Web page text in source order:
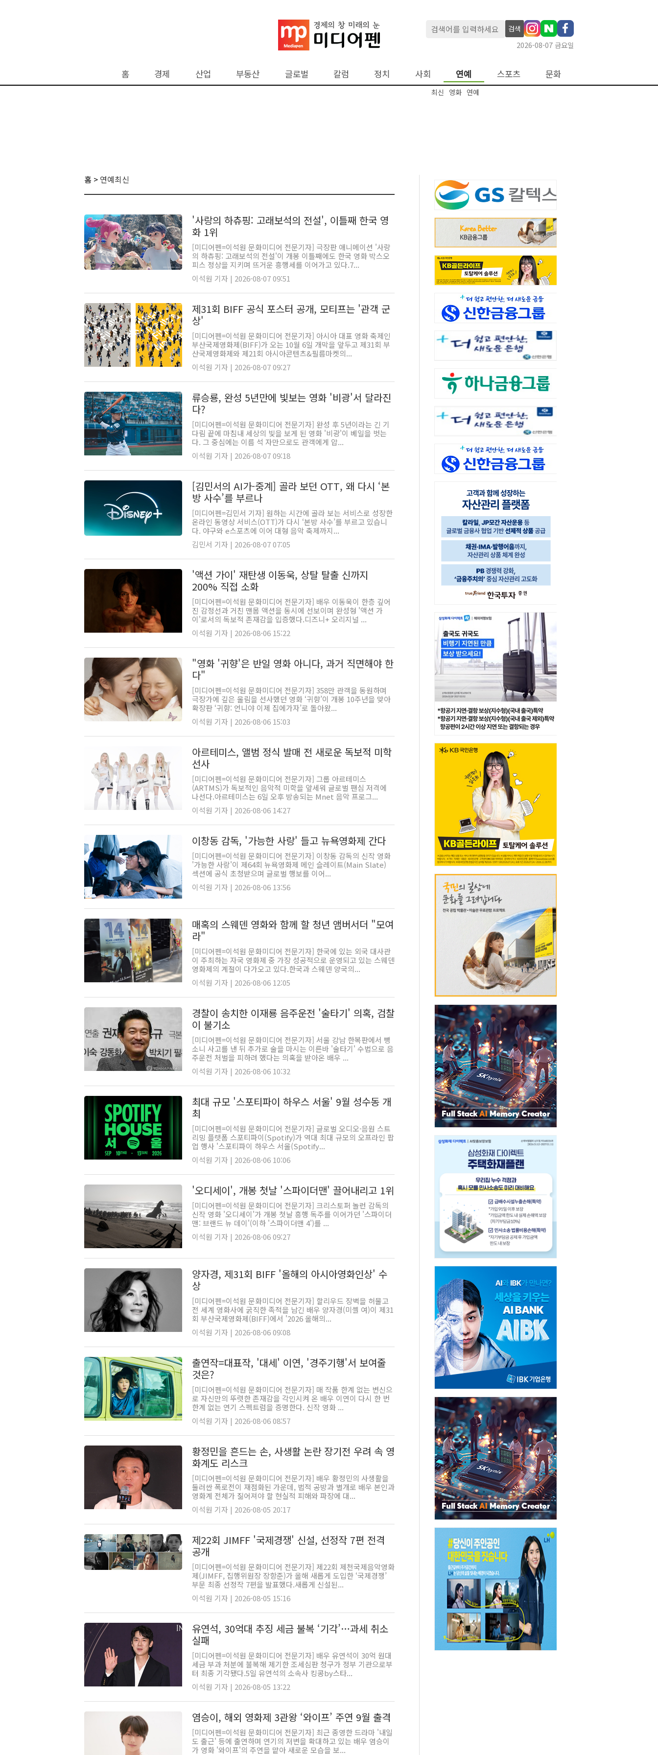
검색
2026-08-07 금요일
홈 경제 산업 부동산 글로벌 칼럼 정치 사회 연예
최신 영화 연예
스포츠 문화
홈 > 연예최신
'사랑의 하츄핑: 고래보석의 전설', 이틀째 한국 영
화 1위
[미디어펜=이석원 문화미디어 전문기자] 극장판 애니메이션 '사랑
의 하츄핑: 고래보석의 전설'이 개봉 이틀째에도 한국 영화 박스오
피스 정상을 지키며 뜨거운 흥행세를 이어가고 있다.7...
이석원 기자 | 2026-08-07 09:51
제31회 BIFF 공식 포스터 공개, 모티프는 '관객 군
상'
[미디어펜=이석원 문화미디어 전문기자] 아시아 대표 영화 축제인
부산국제영화제(BIFF)가 오는 10월 6일 개막을 앞두고 제31회 부
산국제영화제와 제21회 아시아콘텐츠&필름마켓의...
이석원 기자 | 2026-08-07 09:27
류승룡, 완성 5년만에 빛보는 영화 '비광'서 달라진
다?
[미디어펜=이석원 문화미디어 전문기자] 완성 후 5년이라는 긴 기
다림 끝에 마침내 세상의 빛을 보게 된 영화 '비광'이 베일을 벗는
다. 그 중심에는 이름 석 자만으로도 관객에게 압...
이석원 기자 | 2026-08-07 09:18
[김민서의 AI가-중계] 골라 보던 OTT, 왜 다시 ‘본
방 사수’를 부르나
[미디어펜=김민서 기자] 원하는 시간에 골라 보는 서비스로 성장한
온라인 동영상 서비스(OTT)가 다시 ‘본방 사수’를 부르고 있습니
다. 야구와 e스포츠에 이어 대형 음악 축제까지...
김민서 기자 | 2026-08-07 07:05
'액션 가이' 재탄생 이동욱, 상탈 탈출 신까지
200% 직접 소화
[미디어펜=이석원 문화미디어 전문기자] 배우 이동욱이 한층 깊어
진 감정선과 거친 맨몸 액션을 동시에 선보이며 완성형 '액션 가
이'로서의 독보적 존재감을 입증했다.디즈니+ 오리지널 ...
이석원 기자 | 2026-08-06 15:22
"영화 '귀향'은 반일 영화 아니다, 과거 직면해야 한
다"
[미디어펜=이석원 문화미디어 전문기자] 358만 관객을 동원하며
극장가에 깊은 울림을 선사했던 영화 ‘귀향’이 개봉 10주년을 맞아
확장판 ‘귀향: 언니야 이제 집에가자’로 돌아왔...
이석원 기자 | 2026-08-06 15:03
아르테미스, 앨범 정식 발매 전 새로운 독보적 미학
선사
[미디어펜=이석원 문화미디어 전문기자] 그룹 아르테미스
(ARTMS)가 독보적인 음악적 미학을 앞세워 글로벌 팬심 저격에
나선다.아르테미스는 6일 오후 방송되는 Mnet 음악 프로그...
이석원 기자 | 2026-08-06 14:27
이창동 감독, '가능한 사랑' 들고 뉴욕영화제 간다
[미디어펜=이석원 문화미디어 전문기자] 이창동 감독의 신작 영화
'가능한 사랑'이 제64회 뉴욕영화제 메인 슬레이트(Main Slate)
섹션에 공식 초청받으며 글로벌 행보를 이어...
이석원 기자 | 2026-08-06 13:56
매혹의 스웨덴 영화와 함께 할 청년 앰버서더 "모여
라"
[미디어펜=이석원 문화미디어 전문기자] 한국에 있는 외국 대사관
이 주최하는 자국 영화제 중 가장 성공적으로 운영되고 있는 스웨덴
영화제의 계절이 다가오고 있다.한국과 스웨덴 양국의...
이석원 기자 | 2026-08-06 12:05
경찰이 송치한 이재룡 음주운전 '술타기' 의혹, 검찰
이 불기소
[미디어펜=이석원 문화미디어 전문기자] 서울 강남 한복판에서 뺑
소니 사고를 낸 뒤 추가로 술을 마시는 이른바 '술타기' 수법으로 음
주운전 처벌을 피하려 했다는 의혹을 받아온 배우 ...
이석원 기자 | 2026-08-06 10:32
최대 규모 '스포티파이 하우스 서울' 9월 성수동 개
최
[미디어펜=이석원 문화미디어 전문기자] 글로벌 오디오·음원 스트
리밍 플랫폼 스포티파이(Spotify)가 역대 최대 규모의 오프라인 팝
업 행사 '스포티파이 하우스 서울(Spotify...
이석원 기자 | 2026-08-06 10:06
'오디세이', 개봉 첫날 '스파이더맨' 끌어내리고 1위
[미디어펜=이석원 문화미디어 전문기자] 크리스토퍼 놀런 감독의
신작 영화 '오디세이'가 개봉 첫날 흥행 독주를 이어가던 '스파이더
맨: 브랜드 뉴 데이'(이하 '스파이더맨 4')를 ...
이석원 기자 | 2026-08-06 09:27
양자경, 제31회 BIFF '올해의 아시아영화인상' 수
상
[미디어펜=이석원 문화미디어 전문기자] 할리우드 장벽을 허물고
전 세계 영화사에 굵직한 족적을 남긴 배우 양자경(미셸 여)이 제31
회 부산국제영화제(BIFF)에서 '2026 올해의...
이석원 기자 | 2026-08-06 09:08
출연작=대표작, '대세' 이연, '경주기행'서 보여줄
것은?
[미디어펜=이석원 문화미디어 전문기자] 매 작품 한계 없는 변신으
로 자신만의 뚜렷한 존재감을 각인시켜 온 배우 이연이 다시 한 번
한계 없는 연기 스펙트럼을 증명한다. 신작 영화 ...
이석원 기자 | 2026-08-06 08:57
황정민을 흔드는 손, 사생활 논란 장기전 우려 속 영
화계도 리스크
[미디어펜=이석원 문화미디어 전문기자] 배우 황정민의 사생활을
둘러싼 폭로전이 재점화된 가운데, 법적 공방과 별개로 배우 본인과
영화계 전체가 짊어져야 할 현실적 피해와 파장에 대...
이석원 기자 | 2026-08-05 20:17
제22회 JIMFF '국제경쟁' 신설, 선정작 7편 전격
공개
[미디어펜=이석원 문화미디어 전문기자] 제22회 제천국제음악영화
제(JIMFF, 집행위원장 장항준)가 올해 새롭게 도입한 ‘국제경쟁’
부문 최종 선정작 7편을 발표했다.새롭게 신설된...
이석원 기자 | 2026-08-05 15:16
유연석, 30억대 추징 세금 불복 ‘기각’…과세 취소
실패
[미디어펜=이석원 문화미디어 전문기자] 배우 유연석이 30억 원대
세금 부과 처분에 불복해 제기한 조세심판 청구가 정부 기관으로부
터 최종 기각됐다.5일 유연석의 소속사 킹콩by스타...
이석원 기자 | 2026-08-05 13:22
염승이, 해외 영화제 3관왕 ‘와이프’ 주연 9월 출격
[미디어펜=이석원 문화미디어 전문기자] 최근 종영한 드라마 '내일
도 출근' 등에 출연하며 연기의 저변을 확대하고 있는 배우 염승이
가 영화 '와이프'의 주연을 맡아 새로운 모습을 보...